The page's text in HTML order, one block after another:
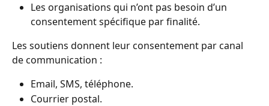
Les organisations qui n’ont pas besoin d’un
consentement spécifique par finalité.
Les soutiens donnent leur consentement par canal
de communication :
Email, SMS, téléphone.
Courrier postal.